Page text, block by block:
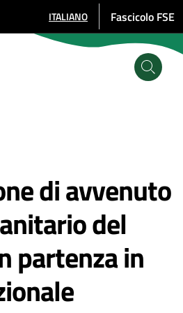
SELEZIONE LINGUA: LINGUA
ITALIANO Fascicolo FSE
di avvenuto
del
partenza in